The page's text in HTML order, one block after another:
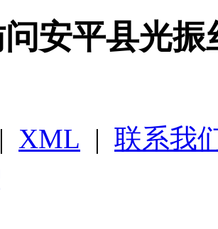
安平县光
| XML | 联系我